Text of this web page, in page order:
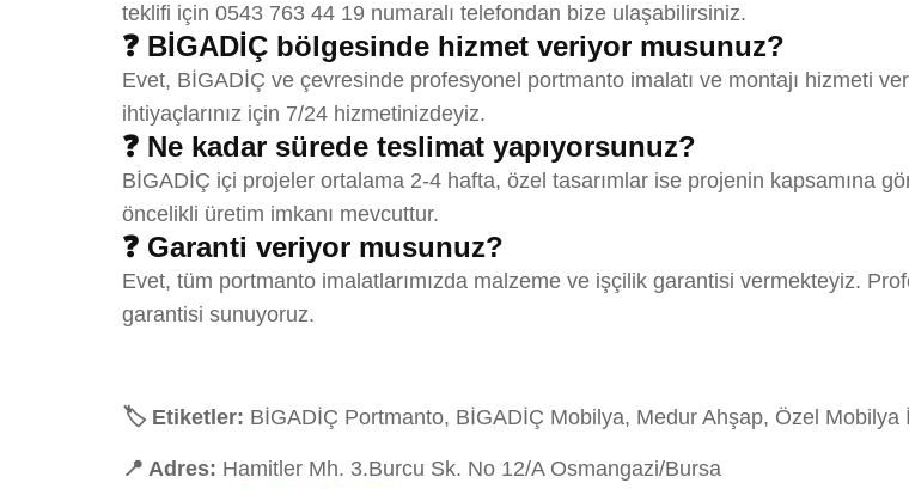
teklifi için 0543 763 44 19 numaralı telefondan bize ulaşabilirsiniz.
❓ BİGADİÇ bölgesinde hizmet veriyor musunuz?
Evet, BİGADİÇ ve çevresinde profesyonel portmanto imalatı ve montajı hizmeti
ihtiyaçlarınız için 7/24 hizmetinizdeyiz.
❓ Ne kadar sürede teslimat yapıyorsunuz?
BİGADİÇ içi projeler ortalama 2-4 hafta, özel tasarımlar ise projenin kapsamına
öncelikli üretim imkanı mevcuttur.
❓ Garanti veriyor musunuz?
Evet, tüm portmanto imalatlarımızda malzeme ve işçilik garantisi vermekteyiz.
garantisi sunuyoruz.
🏷️ Etiketler: BİGADİÇ Portmanto, BİGADİÇ Mobilya, Medur Ahşap, Özel Mobilya
📍 Adres: Hamitler Mh. 3.Burcu Sk. No 12/A Osmangazi/Bursa